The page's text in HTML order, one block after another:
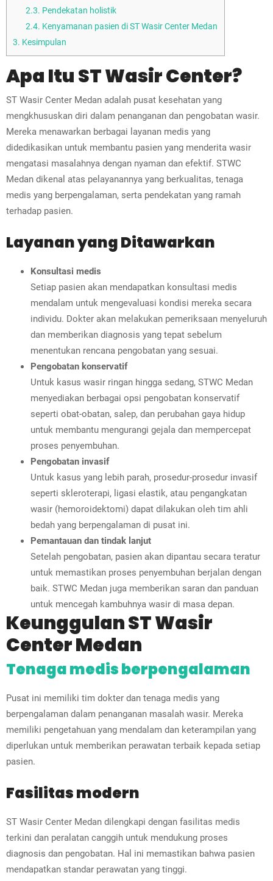
2.3. Pendekatan holistik
2.4. Kenyamanan pasien di ST Wasir Center Medan
3. Kesimpulan
Apa Itu ST Wasir Center?
ST Wasir Center Medan adalah pusat kesehatan yang
mengkhususkan diri dalam penanganan dan pengobatan wasir.
Mereka menawarkan berbagai layanan medis yang
didedikasikan untuk membantu pasien yang menderita wasir
mengatasi masalahnya dengan nyaman dan efektif. STWC
Medan dikenal atas pelayanannya yang berkualitas, tenaga
medis yang berpengalaman, serta pendekatan yang ramah
terhadap pasien.
Layanan yang Ditawarkan
Konsultasi medis
Setiap pasien akan mendapatkan konsultasi medis
mendalam untuk mengevaluasi kondisi mereka secara
individu. Dokter akan melakukan pemeriksaan menyeluruh
dan memberikan diagnosis yang tepat sebelum
menentukan rencana pengobatan yang sesuai.
Pengobatan konservatif
Untuk kasus wasir ringan hingga sedang, STWC Medan
menyediakan berbagai opsi pengobatan konservatif
seperti obat-obatan, salep, dan perubahan gaya hidup
untuk membantu mengurangi gejala dan mempercepat
proses penyembuhan.
Pengobatan invasif
Untuk kasus yang lebih parah, prosedur-prosedur invasif
seperti skleroterapi, ligasi elastik, atau pengangkatan
wasir (hemoroidektomi) dapat dilakukan oleh tim ahli
bedah yang berpengalaman di pusat ini.
Pemantauan dan tindak lanjut
Setelah pengobatan, pasien akan dipantau secara teratur
untuk memastikan proses penyembuhan berjalan dengan
baik. STWC Medan juga memberikan saran dan panduan
untuk mencegah kambuhnya wasir di masa depan.
Keunggulan ST Wasir
Center Medan
Tenaga medis berpengalaman
Pusat ini memiliki tim dokter dan tenaga medis yang
berpengalaman dalam penanganan masalah wasir. Mereka
memiliki pengetahuan yang mendalam dan keterampilan yang
diperlukan untuk memberikan perawatan terbaik kepada setiap
pasien.
Fasilitas modern
ST Wasir Center Medan dilengkapi dengan fasilitas medis
terkini dan peralatan canggih untuk mendukung proses
diagnosis dan pengobatan. Hal ini memastikan bahwa pasien
mendapatkan standar perawatan yang tinggi.